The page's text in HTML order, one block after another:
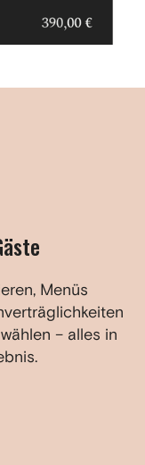
Menüs
– alles in